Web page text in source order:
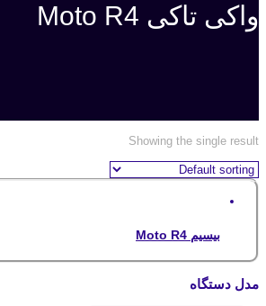
واکی تاکی Moto R4
Showing the single result
بیسیم Moto R4
مدل دستگاه